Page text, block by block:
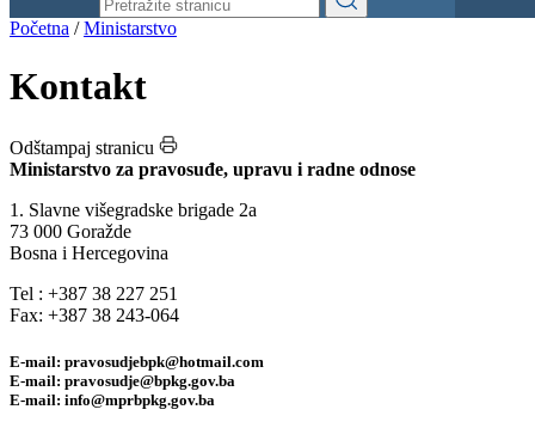
Vlada BPK
Početna/Ministarstvo
Kontakt
Odštampaj stranicu
Ministarstvo za pravosuđe, upravu i radne odnose
73 000 Goražde
Bosna i Hercegovina
Tel : +387 38 227 251
Fax: +387 38 243-064